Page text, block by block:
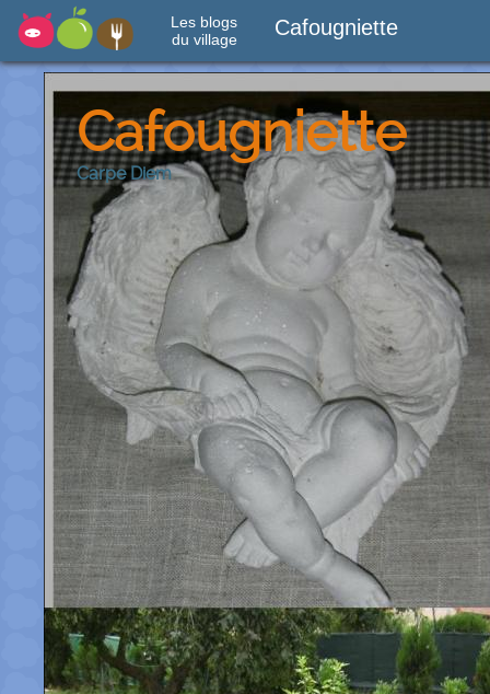
Les blogs
du village
Cafougniette
Cafougniette
Carpe Diem